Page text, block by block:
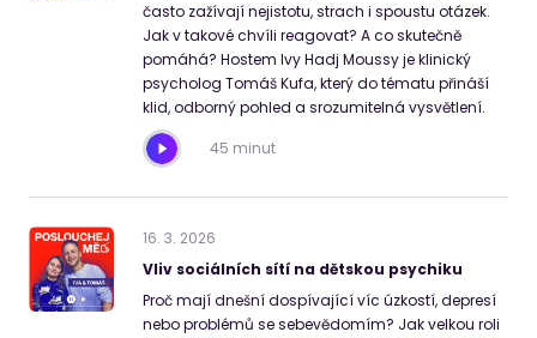
často zažívají nejistotu, strach i spoustu otázek.
Jak v takové chvíli reagovat? A co skutečně
pomáhá? Hostem Ivy Hadj Moussy je klinický
psycholog Tomáš Kufa, který do tématu přináší
klid, odborný pohled a srozumitelná vysvětlení.
45 minut
16. 3. 2026
Vliv sociálních sítí na dětskou psychiku
Proč mají dnešní dospívající víc úzkostí, depresí
nebo problémů se sebevědomím? Jak velkou roli